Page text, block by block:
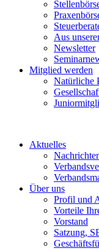
Aus
Newsletter
Mitglied werden
Natürliche
Aktuelles
Über uns
Profil und
Vorteile
Vorstand
Satzung,